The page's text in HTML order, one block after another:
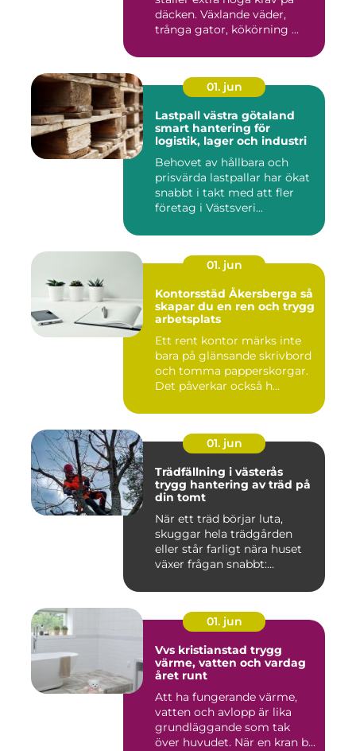
däcken. Växlande väder,
trånga gator, kökörning ...
01. jun
Lastpall västra götaland
smart hantering för
logistik, lager och industri
Behovet av hållbara och
prisvärda lastpallar har ökat
snabbt i takt med att fler
företag i Västsveri...
01. jun
Kontorsstäd Åkersberga så
skapar du en ren och trygg
arbetsplats
Ett rent kontor märks inte
bara på glänsande skrivbord
och tomma papperskorgar.
Det påverkar också h...
01. jun
Trädfällning i västerås
trygg hantering av träd på
din tomt
När ett träd börjar luta,
skuggar hela trädgården
eller står farligt nära huset
växer frågan snabbt:...
01. jun
Vvs kristianstad trygg
värme, vatten och vardag
året runt
Att ha fungerande värme,
vatten och avlopp är lika
grundläggande som tak
över huvudet. När en kran b...